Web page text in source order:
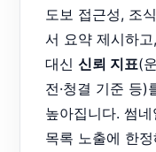
도보 접근성, 조
서 요약 제시하
대신 신뢰 지표(
전·청결 기준 등)
높아집니다. 썸
목록 노출에 한